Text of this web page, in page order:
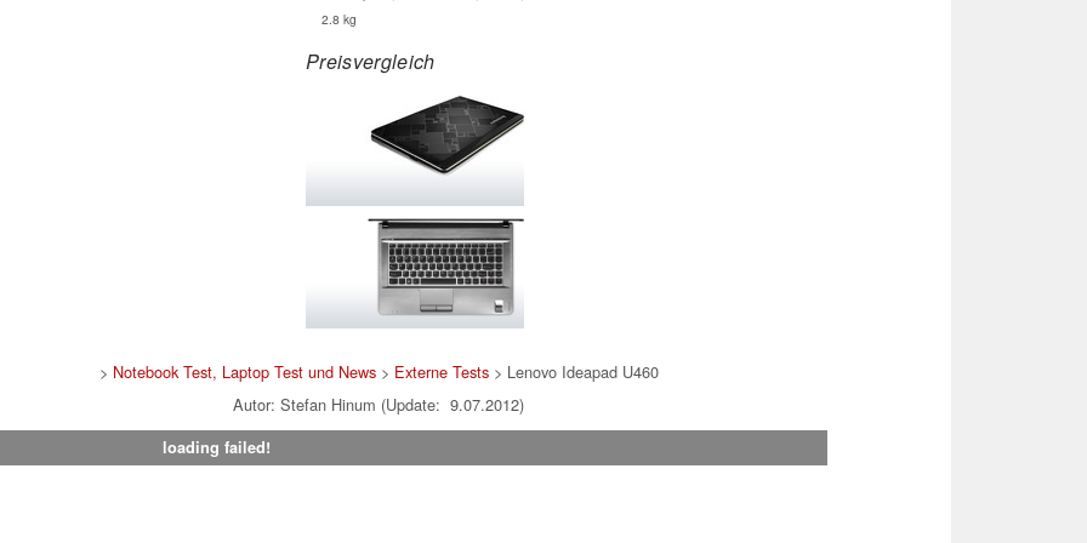
2.8 kg
Preisvergleich
> Notebook Test, Laptop Test und News> Externe Tests> Lenovo Ideapad U460
Autor: Stefan Hinum (Update: 9.07.2012)
loading failed!